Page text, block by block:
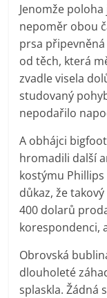
Jenomže
nepoměr obou
prsa
od těch, která
zvadle visela
studovaný
nepodařilo
A obhájci
hromadili další
kostýmu
důkaz, že
400 dolarů
korespondenci,
Obrovská
dlouholeté
splaskla. Žádná